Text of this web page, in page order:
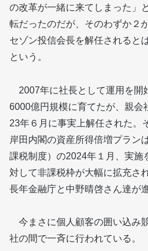
の改革が一緒に来てしまった」
転だったのだが、そのわずか２
セゾン投信会長を解任されると
という。
2007年に社長として運用を開
6000億円規模に育てたが、親会
23年６月に事実上解任された。
岸田内閣の資産所得倍増プラン
課税制度）の2024年１月、実施
対して非課税枠が大幅に拡充さ
長年金融庁と中野晴啓さん達が
今まさに個人顧客の囲い込み
社の間で一斉に行われている。